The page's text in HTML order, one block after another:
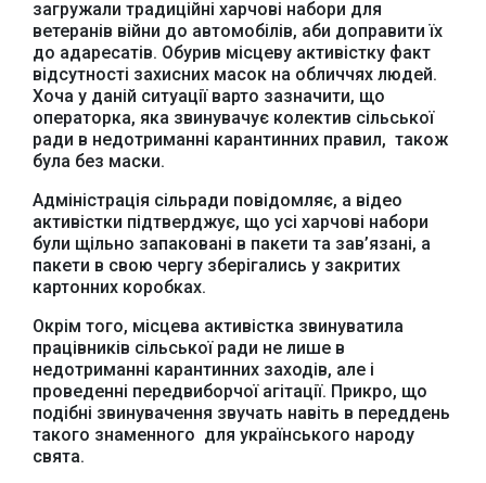
загружали традиційні харчові набори для
ветеранів війни до автомобілів, аби доправити їх
до адаресатів. Обурив місцеву активістку факт
відсутності захисних масок на обличчях людей.
Хоча у даній ситуації варто зазначити, що
операторка, яка звинувачує колектив сільської
ради в недотриманні карантинних правил, також
була без маски.
Адміністрація сільради повідомляє, а відео
активістки підтверджує, що усі харчові набори
були щільно запаковані в пакети та зав’язані, а
пакети в свою чергу зберігались у закритих
картонних коробках.
Окрім того, місцева активістка звинуватила
працівників сільської ради не лише в
недотриманні карантинних заходів, але і
проведенні передвиборчої агітації. Прикро, що
подібні звинувачення звучать навіть в переддень
такого знаменного для українського народу
свята.
Офіційний веб-сайт
Верховної Ради
Офіційне інтернет-
Урядовий портал
Київська обласна
державна адміністрація